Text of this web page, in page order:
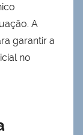
A
garantir a
no